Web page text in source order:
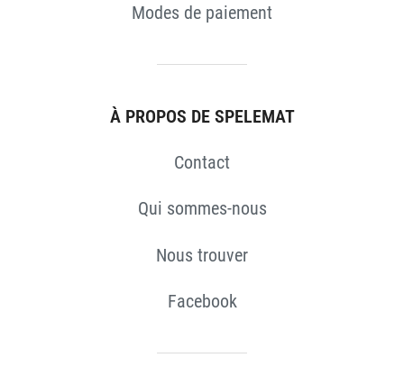
Modes de paiement
À PROPOS DE SPELEMAT
Contact
Qui sommes-nous
Nous trouver
Facebook